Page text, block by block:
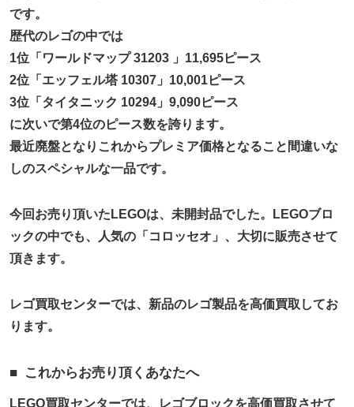
です。
歴代のレゴの中では
1位「ワールドマップ 31203 」11,695ピース
2位「エッフェル塔 10307」10,001ピース
3位「タイタニック 10294」9,090ピース
に次いで第4位のピース数を誇ります。
最近廃盤となりこれからプレミア価格となること間違いな
しのスペシャルな一品です。
今回お売り頂いたLEGOは、未開封品でした。LEGOブロ
ックの中でも、人気の「コロッセオ」、大切に販売させて
頂きます。
レゴ買取センターでは、新品のレゴ製品を高価買取してお
ります。
これからお売り頂くあなたへ
LEGO買取センターでは、レゴブロックを高価買取させて